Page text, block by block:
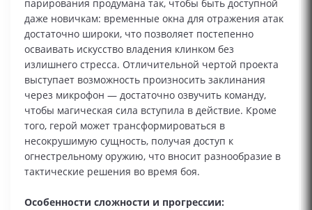
парирования продумана так, чтобы быть доступной
даже новичкам: временные окна для отражения атак
достаточно широки, что позволяет постепенно
осваивать искусство владения клинком без
излишнего стресса. Отличительной чертой проекта
выступает возможность произносить заклинания
через микрофон — достаточно озвучить команду,
чтобы магическая сила вступила в действие. Кроме
того, герой может трансформироваться в
несокрушимую сущность, получая доступ к
огнестрельному оружию, что вносит разнообразие в
тактические решения во время боя.
Особенности сложности и прогрессии: